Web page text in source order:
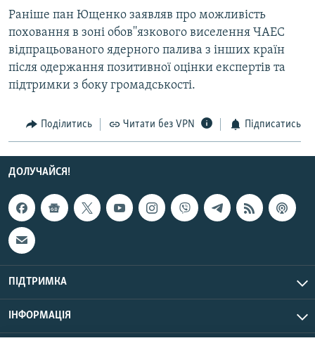
Раніше пан Ющенко заявляв про можливість
поховання в зоні обов''язкового виселення ЧАЕС
відпрацьованого ядерного палива з інших країн
після одержання позитивної оцінки експертів та
підтримки з боку громадськості.
Поділитись Читати без VPN Підписатись
ДОЛУЧАЙСЯ!
ПІДТРИМКА
ІНФОРМАЦІЯ